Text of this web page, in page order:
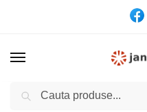
Acasă Produs Model / STARDOM